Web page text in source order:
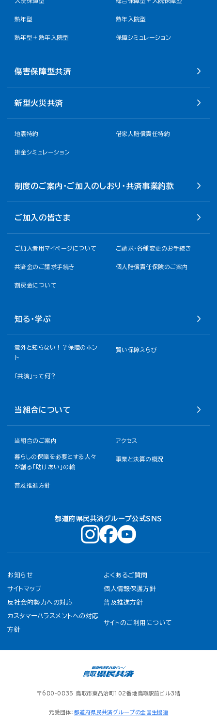
熟年型 熟年入院型
熟年型＋熟年入院型 保障シミュレーション
傷害保障型共済
新型火災共済
地震特約 借家人賠償責任特約
掛金シミュレーション
制度のご案内・ご加入のしおり・共済事業約款
ご加入の皆さま
ご加入者用マイページについて ご請求・各種変更のお手続き
共済金のご請求手続き 個人賠償責任保険のご案内
割戻金について​
知る・学ぶ
意外と知らない！？保障のホン
ト
賢い保障えらび
「共済」って何？
当組合について
当組合のご案内 アクセス
暮らしの保障を必要とする人々
が創る「助けあい」の輪
事業と決算の概況
普及推進方針
都道府県民共済グループ公式ＳＮＳ
お知らせ よくあるご質問
サイトマップ 個人情報保護方針
反社会的勢力への対応 普及推進方針
カスタマーハラスメントへの対応
方針
サイトのご利用について
〒680-0835 鳥取市東品治町102番地鳥取駅前ビル3階
元受団体： 都道府県民共済グループの全国生協連